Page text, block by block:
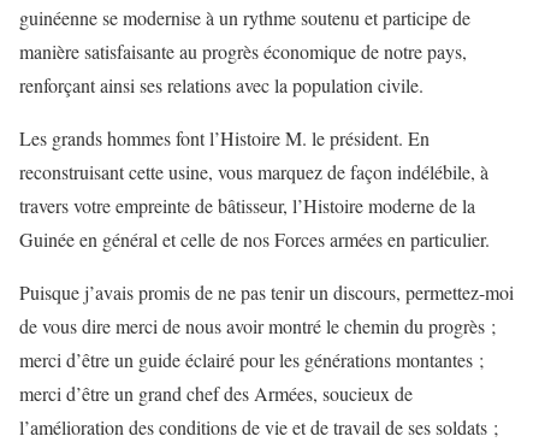
guinéenne se modernise à un rythme soutenu et participe de
manière satisfaisante au progrès économique de notre pays,
renforçant ainsi ses relations avec la population civile.
Les grands hommes font l’Histoire M. le président. En
reconstruisant cette usine, vous marquez de façon indélébile, à
travers votre empreinte de bâtisseur, l’Histoire moderne de la
Guinée en général et celle de nos Forces armées en particulier.
Puisque j’avais promis de ne pas tenir un discours, permettez-moi
de vous dire merci de nous avoir montré le chemin du progrès ;
merci d’être un guide éclairé pour les générations montantes ;
merci d’être un grand chef des Armées, soucieux de
l’amélioration des conditions de vie et de travail de ses soldats ;